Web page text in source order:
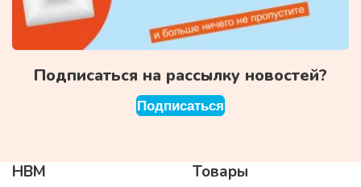
Подписаться на рассылку новостей?
Подписаться
HBM Товары